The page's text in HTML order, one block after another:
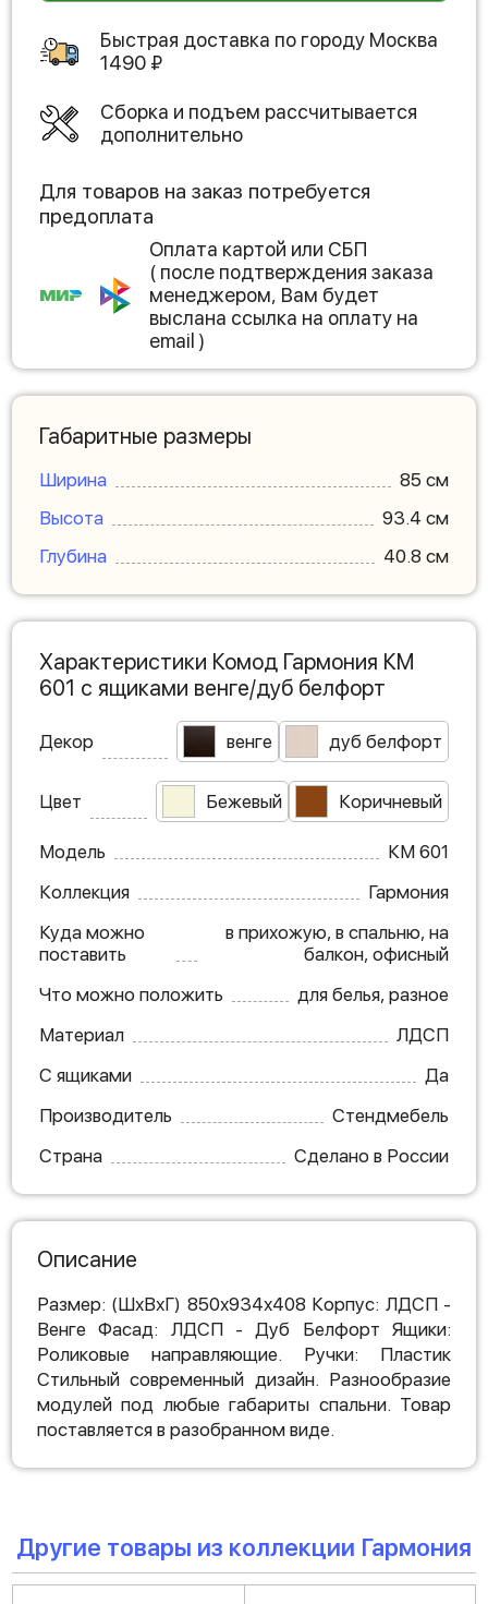
Быстрая доставка по городу Москва
1490 ₽
Сборка и подъем рассчитывается
дополнительно
Для товаров на заказ потребуется
предоплата
Оплата картой или СБП
( после подтверждения заказа
менеджером, Вам будет
выслана ссылка на оплату на
email )
Габаритные размеры
Ширина
85 см
Высота
93.4 см
Глубина
40.8 см
Характеристики Комод Гармония КМ
601 с ящиками венге/дуб белфорт
Декор венге дуб белфорт
Цвет Бежевый Коричневый
Модель
КМ 601
Коллекция
Гармония
Куда можно
поставить
в прихожую, в спальню, на
балкон, офисный
Что можно положить
для белья, разное
Материал
ЛДСП
С ящиками
Да
Производитель
Стендмебель
Страна
Сделано в России
Описание
Размер: (ШхВхГ) 850х934х408 Корпус: ЛДСП -
Венге Фасад: ЛДСП - Дуб Белфорт Ящики:
Роликовые направляющие. Ручки: Пластик
Стильный современный дизайн. Разнообразие
модулей под любые габариты спальни. Товар
поставляется в разобранном виде.
Другие товары из коллекции Гармония